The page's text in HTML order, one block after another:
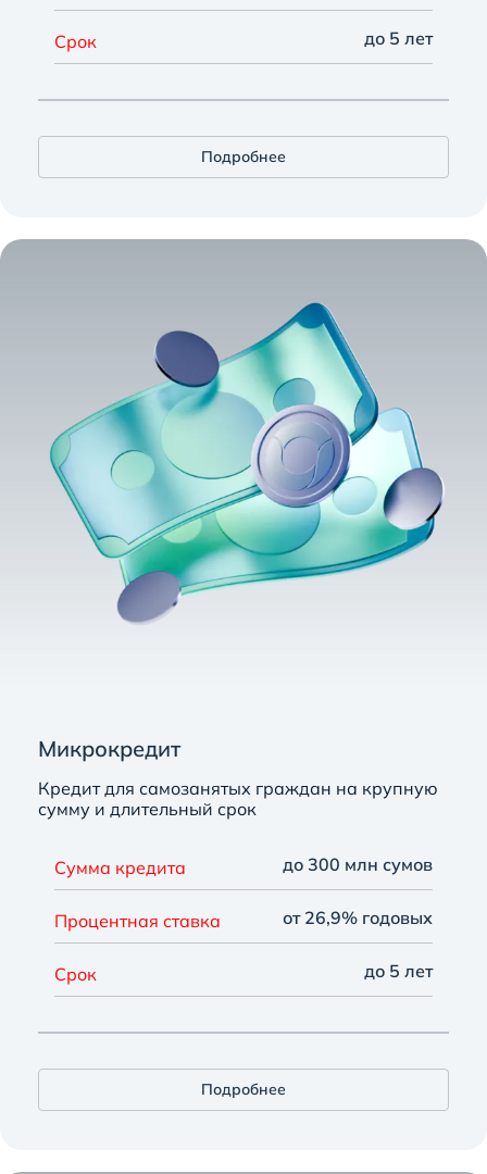
Срок до 5 лет
Подробнее
Микрокредит
Кредит для самозанятых граждан на крупную
сумму и длительный срок
Сумма кредита до 300 млн сумов
Процентная ставка от 26,9% годовых
Срок до 5 лет
Подробнее